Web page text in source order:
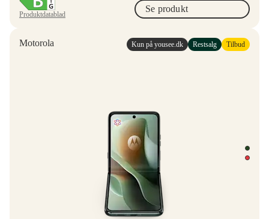
Produktdatablad
Se produkt
Motorola Kun på yousee.dk Restsalg Tilbud